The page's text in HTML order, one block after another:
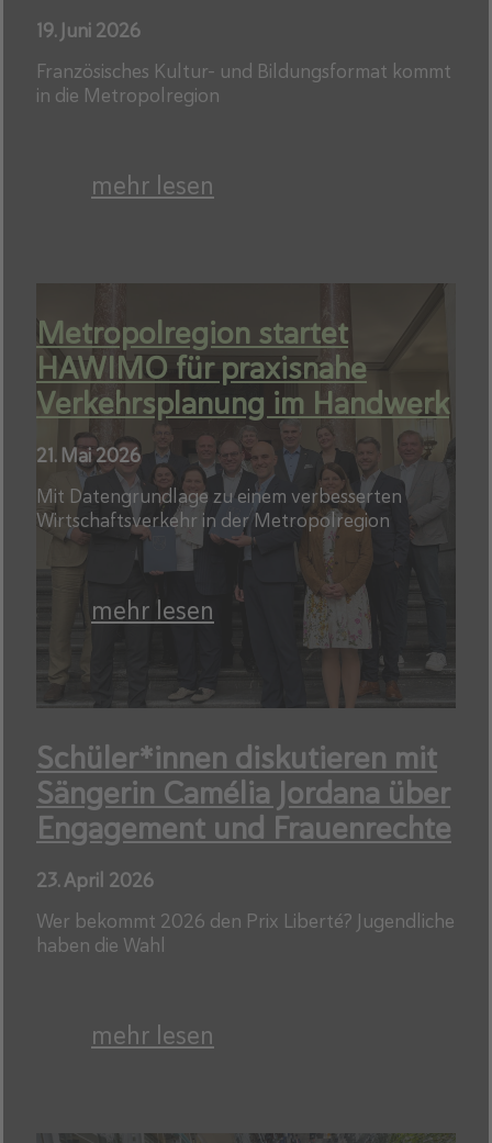
19. Juni 2026
Französisches Kultur- und Bildungsformat kommt
in die Metropolregion
mehr lesen
Metropolregion startet
HAWIMO für praxisnahe
Verkehrsplanung im Handwerk
21. Mai 2026
Mit Datengrundlage zu einem verbesserten
Wirtschaftsverkehr in der Metropolregion
mehr lesen
Schüler*innen diskutieren mit
Sängerin Camélia Jordana über
Engagement und Frauenrechte
23. April 2026
Wer bekommt 2026 den Prix Liberté? Jugendliche
haben die Wahl
mehr lesen